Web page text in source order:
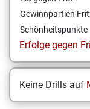
Gewinnpartien
Schönheitspunkte
Erfolge gegen
Keine Drills auf